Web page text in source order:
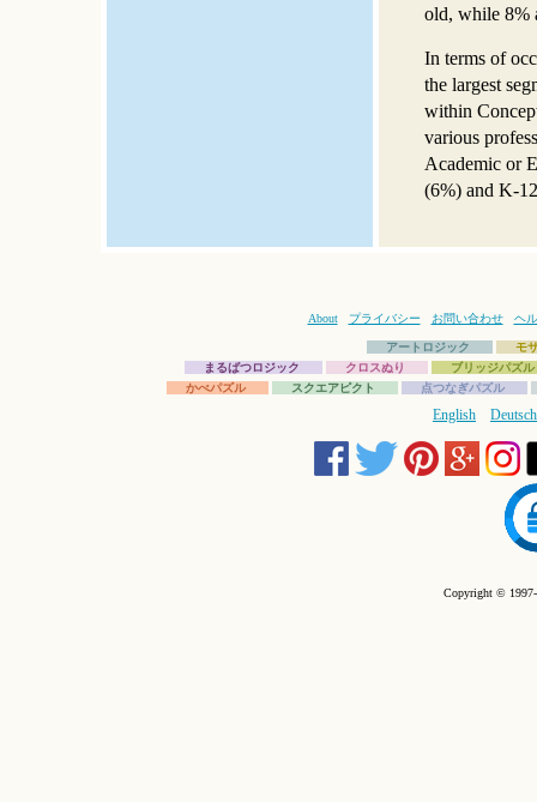
old, while 8%
In terms of
the largest
within
various
Academic or
(6%) and K-
About プライバシー お問い合わせ ヘ
アートロジック
モ
まるばつロジック
クロスぬり
ブリッジパズル
かべパズル
スクエアピクト 点つなぎパズル
English Deutsch
Copyright ©